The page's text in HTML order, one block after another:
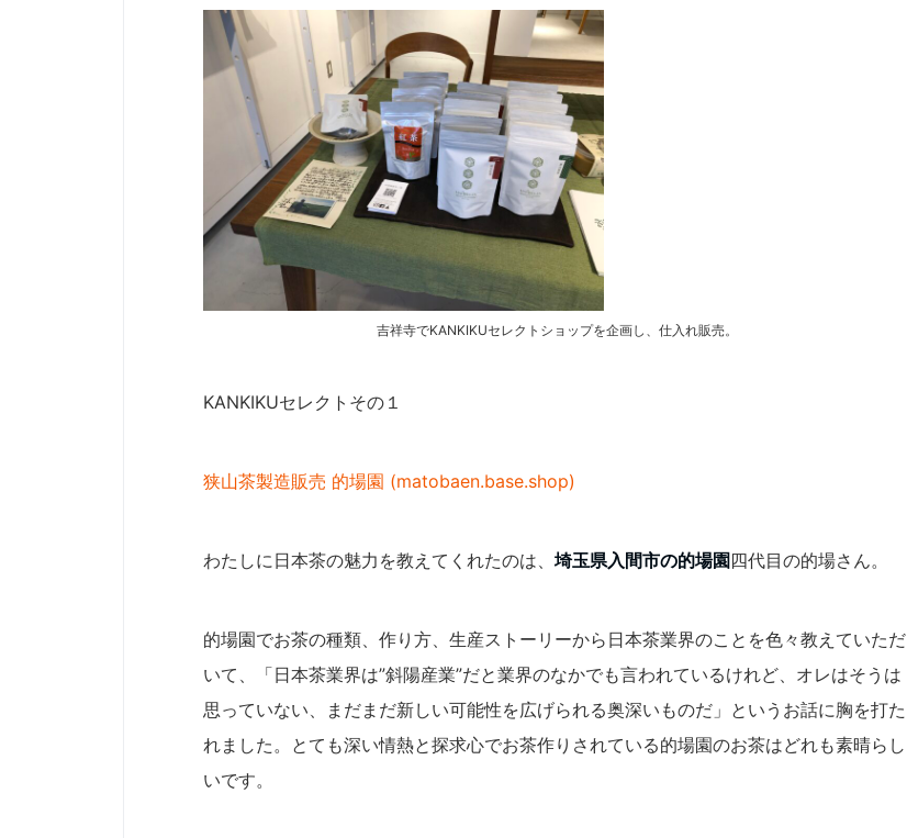
吉祥寺でKANKIKUセレクトショップを企画し、仕入れ販売。
KANKIKUセレクトその１
狭山茶製造販売 的場園 (matobaen.base.shop)
わたしに日本茶の魅力を教えてくれたのは、 埼玉県入間市の的場園 四代目の的場さん。
的場園でお茶の種類、作り方、生産ストーリーから日本茶業界のことを色々教えていただ
いて、「日本茶業界は”斜陽産業”だと業界のなかでも言われているけれど、オレはそうは
思っていない、まだまだ新しい可能性を広げられる奥深いものだ」というお話に胸を打た
れました。とても深い情熱と探求心でお茶作りされている的場園のお茶はどれも素晴らし
いです。